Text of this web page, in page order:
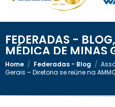
FEDERADAS - BLOG,
MÉDICA DE MINAS
Home / Federadas - Blog /
Gerais – Diretoria se reúne na